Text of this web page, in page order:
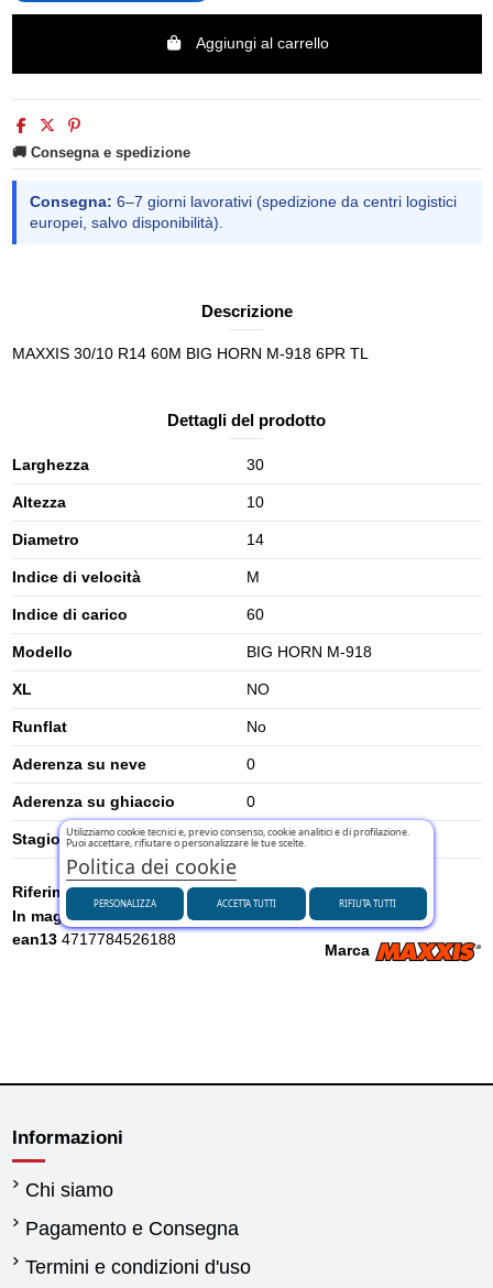
Aggiungi al carrello
🚚 Consegna e spedizione
Consegna: 6–7 giorni lavorativi (spedizione da centri logistici
europei, salvo disponibilità).
Descrizione
MAXXIS 30/10 R14 60M BIG HORN M-918 6PR TL
Dettagli del prodotto
Larghezza 30
Altezza 10
Diametro 14
Indice di velocità M
Indice di carico 60
Modello BIG HORN M-918
XL NO
Runflat No
Aderenza su neve 0
Aderenza su ghiaccio 0
Stagione Estivi
Marca
Riferimento ETM00336000
In magazzino
1 Articolo
ean13 4717784526188
Informazioni
Chi siamo
Pagamento e Consegna
Termini e condizioni d'uso
Utilizziamo cookie tecnici e, previo consenso, cookie analitici e di profilazione.
Puoi accettare, rifiutare o personalizzare le tue scelte.
Politica dei cookie
PERSONALIZZA RIFIUTA TUTTI
ACCETTA TUTTI